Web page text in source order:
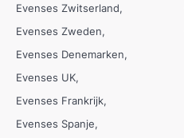
Evenses Zwitserland
Evenses Zweden
Evenses Denemarken
Evenses UK
Evenses Frankrijk
Evenses Spanje